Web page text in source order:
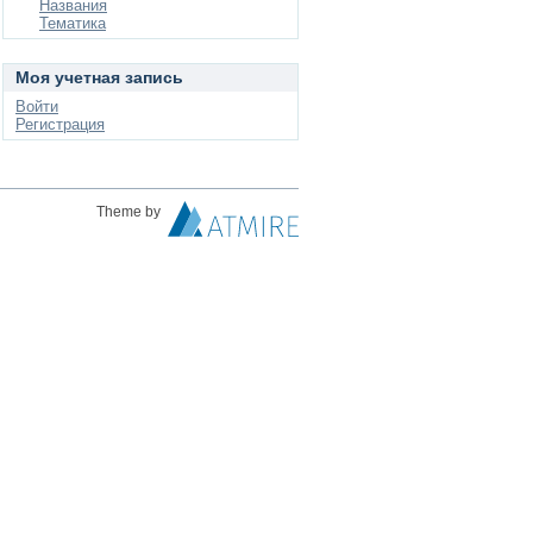
Названия
Тематика
Моя учетная запись
Войти
Регистрация
Theme by